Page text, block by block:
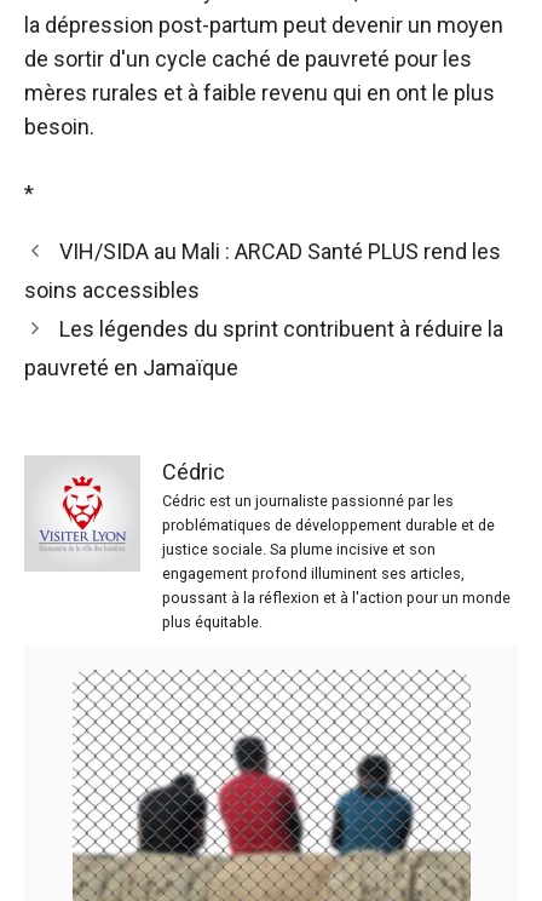
la dépression post-partum peut devenir un moyen
de sortir d'un cycle caché de pauvreté pour les
mères rurales et à faible revenu qui en ont le plus
besoin.
*
VIH/SIDA au Mali : ARCAD Santé PLUS rend les
soins accessibles
Les légendes du sprint contribuent à réduire la
pauvreté en Jamaïque
Cédric
Cédric est un journaliste passionné par les
problématiques de développement durable et de
justice sociale. Sa plume incisive et son
engagement profond illuminent ses articles,
poussant à la réflexion et à l'action pour un monde
plus équitable.